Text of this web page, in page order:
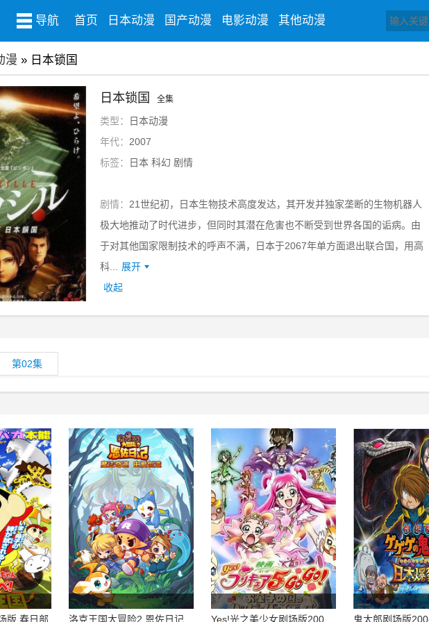
导航 首页 日本动漫 国产动漫 电影动漫 其他动漫
漫 » 日本锁国
日本锁国 全集
类型：
日本动漫
年代： 2007
标签：
日本 科幻 剧情
剧情： 21世纪初，日本生物技术高度发达，其开发并独家垄断的生物机器人
极大地推动了时代进步，但同时其潜在危害也不断受到世界各国的诟病。由
于对其他国家限制技术的呼声不满，日本于2067年单方面退出联合国，用高
科...
展开
收起
第02集
版 春日部 洛克王国大冒险2 恩佐日记 Yes!光之美少女剧场版200 鬼太郎剧场版